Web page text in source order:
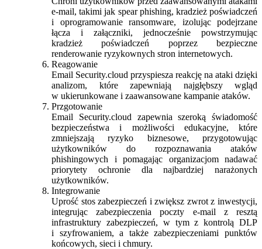
e-mail, takimi jak spear phishing, kradzież poświadczeń
i oprogramowanie ransomware, izolując podejrzane
łącza i załączniki, jednocześnie powstrzymując
kradzież poświadczeń poprzez bezpieczne
renderowanie ryzykownych stron internetowych.
Reagowanie
Email Security.cloud przyspiesza reakcję na ataki dzięki
analizom, które zapewniają najgłębszy wgląd
w ukierunkowane i zaawansowane kampanie ataków.
Przgotowanie
Email Security.cloud zapewnia szeroką świadomość
bezpieczeństwa i możliwości edukacyjne, które
zmniejszają ryzyko biznesowe, przygotowując
użytkowników do rozpoznawania ataków
phishingowych i pomagając organizacjom nadawać
priorytety ochronie dla najbardziej narażonych
użytkowników.
Integrowanie
Uprość stos zabezpieczeń i zwiększ zwrot z inwestycji,
integrując zabezpieczenia poczty e-mail z resztą
infrastruktury zabezpieczeń, w tym z kontrolą DLP
i szyfrowaniem, a także zabezpieczeniami punktów
końcowych, sieci i chmury.